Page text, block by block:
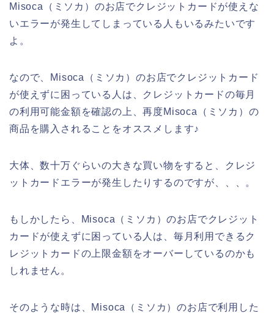
Misoca（ミソカ）のお店でクレジットカードが使えな
いエラーが発生してしまっている人もいるみたいです
よ。
なので、Misoca（ミソカ）のお店でクレジットカード
が使えずに困っている人は、クレジットカードの毎月
の利用可能金額を確認の上、再度Misoca（ミソカ）の
商品を購入されることをオススメします♪
大体、数十万ぐらいの大きな買い物をすると、クレジ
ットカードエラーが発生したりするのですが、、、。
もしかしたら、Misoca（ミソカ）のお店でクレジット
カードが使えずに困っている人は、毎月利用できるク
レジットカードの上限金額をオーバーしているのかも
しれません。
そのような時は、Misoca（ミソカ）のお店で利用した